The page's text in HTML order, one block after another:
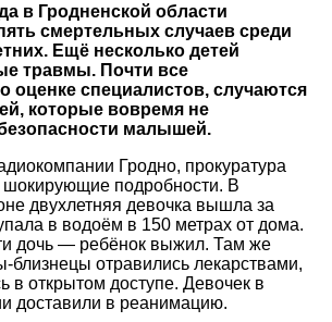
в Гродненской области
смертельных случаев среди
Ещё несколько детей
травмы. Почти все
оценке специалистов, случаются
которые вовремя не
малышей.
Гродно, прокуратура
шокирующие подробности. В
двухлетняя девочка вышла за
в водоём в 150 метрах от дома.
дочь — ребёнок выжил. Там же
близнецы отравились лекарствами,
в открытом доступе. Девочек в
доставили в реанимацию.